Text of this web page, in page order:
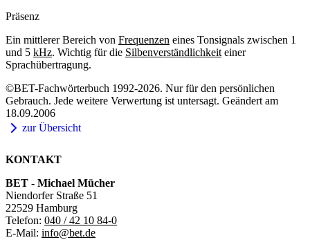
Präsenz
Ein mittlerer Bereich von Frequenzen eines Tonsignals zwischen 1
und 5 kHz. Wichtig für die Silbenverständlichkeit einer
Sprachübertragung.
©BET-Fachwörterbuch 1992-2026. Nur für den persönlichen
Gebrauch. Jede weitere Verwertung ist untersagt. Geändert am
18.09.2006
zur Übersicht
KONTAKT
BET - Michael Mücher
Niendorfer Straße 51
22529 Hamburg
Telefon: 040 / 42 10 84-0
E-Mail: info@bet.de